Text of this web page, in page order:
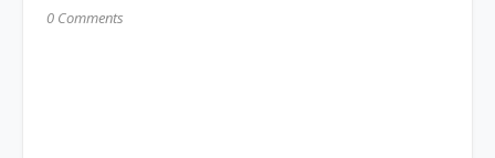
0 Comments